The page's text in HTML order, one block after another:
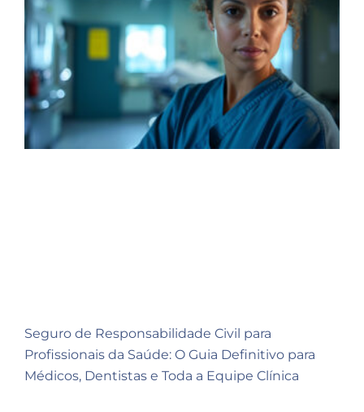
Seguro de Responsabilidade Civil para
Profissionais da Saúde: O Guia Definitivo para
Médicos, Dentistas e Toda a Equipe Clínica